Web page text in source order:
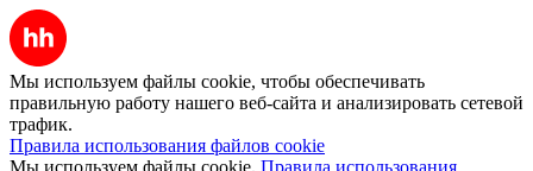
Мы используем файлы cookie, чтобы обеспечивать
правильную работу нашего веб-сайта и анализировать сетевой
трафик.
Правила использования файлов cookie
Мы используем файлы cookie. Правила использования